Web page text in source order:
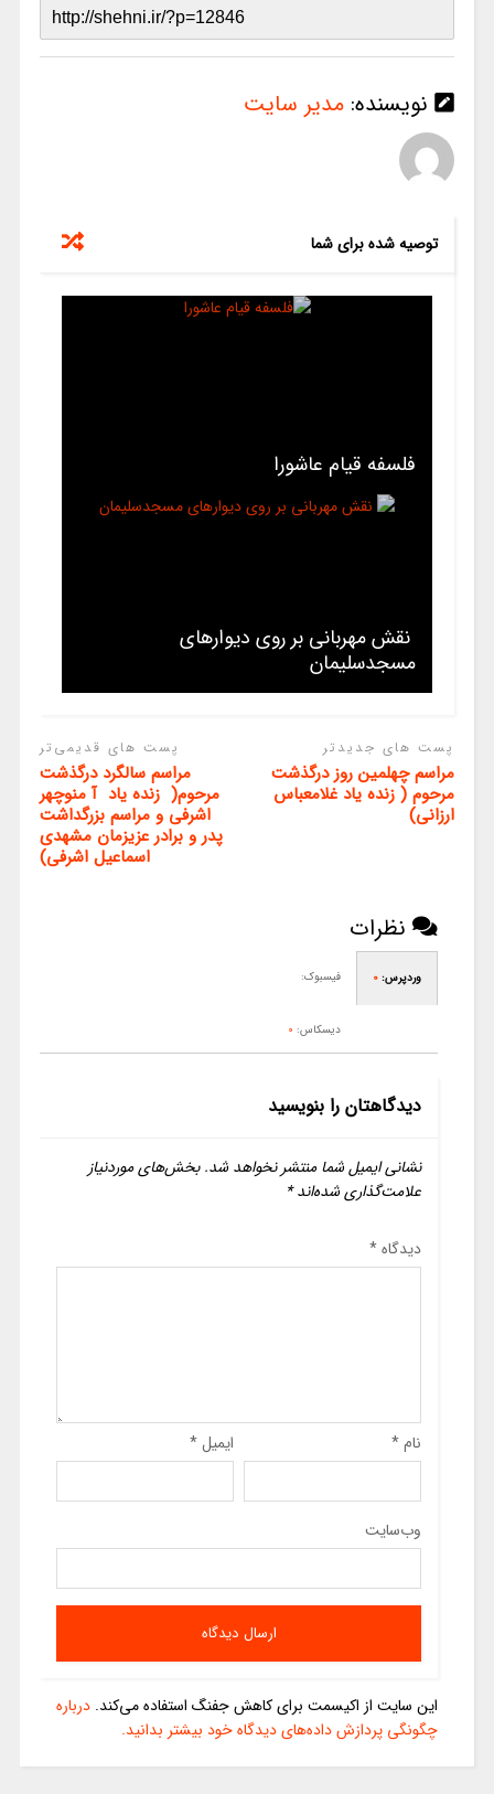
نویسنده: مدیر سایت
توصیه شده برای شما
فلسفه قیام عاشورا
نقش مهربانی بر روی دیوارهای
مسجدسلیمان
پست های جدیدتر
مراسم چهلمین روز درگذشت
مرحوم ( زنده یاد غلامعباس
ارزانی)
پست های قدیمی‌تر
مراسم سالگرد درگذشت
مرحوم( زنده یاد آ منوچهر
اشرفی و مراسم بزرگداشت
پدر و برادر عزیزمان مشهدی
اسماعیل اشرفی)
نظرات
وردپرس: 0 فیسبوک:
دیسکاس: 0
دیدگاهتان را بنویسید
نشانی ایمیل شما منتشر نخواهد شد. بخش‌های موردنیاز
علامت‌گذاری شده‌اند*
دیدگاه*
نام* ایمیل*
وب‌سایت
این سایت از اکیسمت برای کاهش جفنگ استفاده می‌کند. درباره
چگونگی پردازش داده‌های دیدگاه خود بیشتر بدانید.